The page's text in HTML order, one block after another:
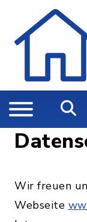
Wir freuen
Webseite